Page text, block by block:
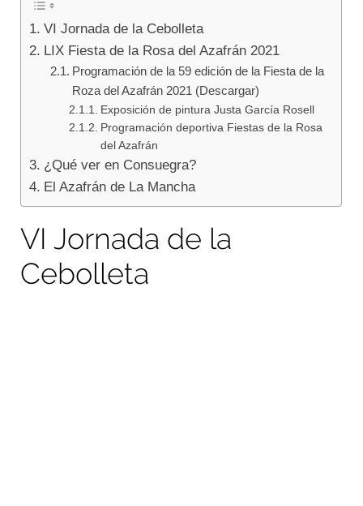
Blog
VI Jornada de la Cebolleta
LIX Fiesta de la Rosa del Azafrán 2021
Programación de la 59 edición de la Fiesta de la
Roza del Azafrán 2021 (Descargar)
Exposición de pintura Justa García Rosell
Programación deportiva Fiestas de la Rosa
del Azafrán
¿Qué ver en Consuegra?
El Azafrán de La Mancha
VI Jornada de la
Cebolleta